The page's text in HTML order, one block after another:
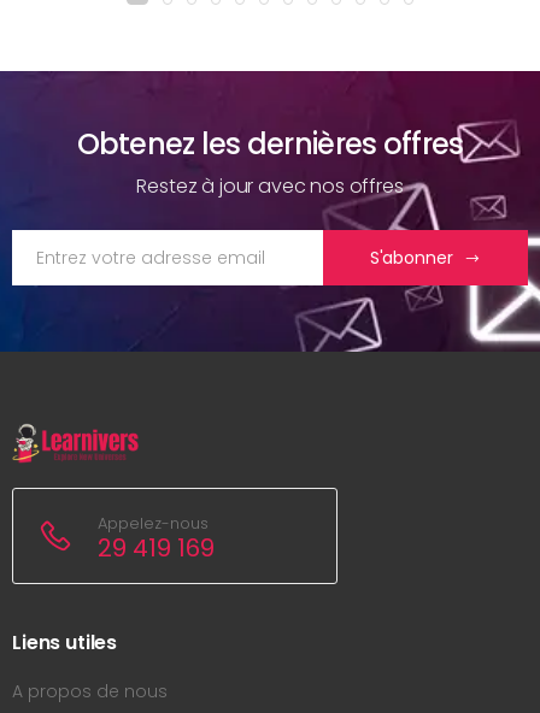
Obtenez les dernières offres
Restez à jour avec nos offres
S'abonner
Appelez-nous
29 419 169
Liens utiles
A propos de nous